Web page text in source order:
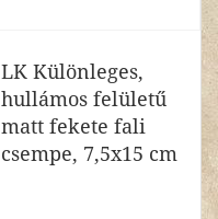
LK Különleges,
hullámos felületű
matt fekete fali
csempe, 7,5x15 cm